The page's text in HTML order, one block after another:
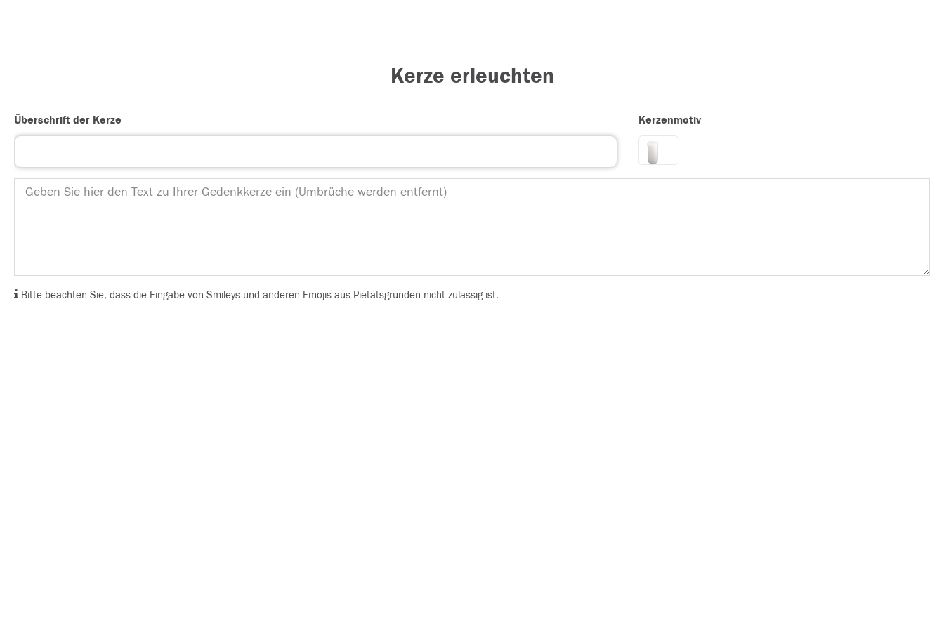
Kerze erleuchten
Überschrift der Kerze Kerzenmotiv
Bitte beachten Sie, dass die Eingabe von Smileys und anderen Emojis aus Pietätsgründen nicht zulässig ist.